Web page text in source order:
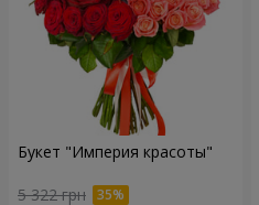
Букет "Империя красоты"
5 322 грн